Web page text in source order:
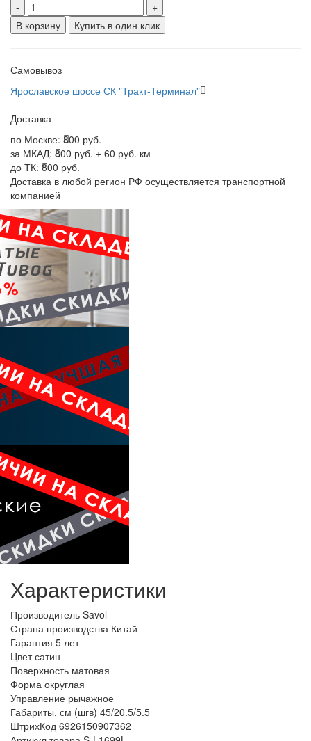
-
+
В корзину
Купить в один клик
Самовывоз
Ярославское шоссе СК "Тракт-Терминал"
Доставка
по Москве: 800 руб.
за МКАД: 800 руб. + 60 руб. км
до ТК: 800 руб.
Доставка в любой регион РФ осуществляется транспортной
компанией
Характеристики
Производитель Savol
Страна производства Китай
Гарантия 5 лет
Цвет сатин
Поверхность матовая
Форма округлая
Управление рычажное
Габариты, см (шгв) 45/20.5/5.5
ШтрихКод 6926150907362